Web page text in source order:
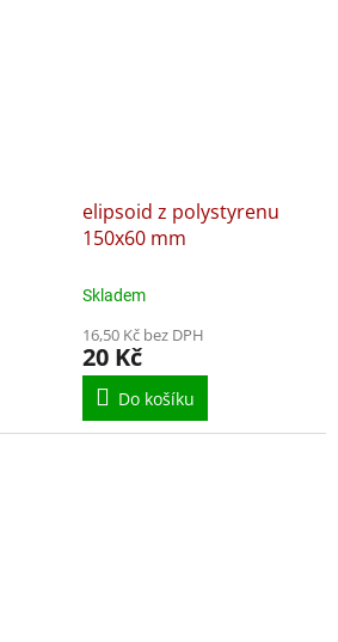
elipsoid z polystyrenu
150x60 mm
Skladem
16,50 Kč bez DPH
20 Kč
Do košíku